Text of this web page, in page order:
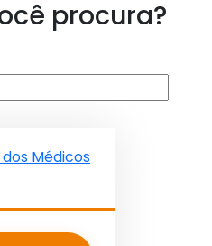
procura?